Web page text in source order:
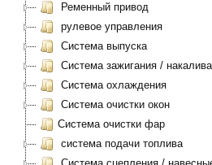
Ременный привод
рулевое управления
Система выпуска
Система зажигания /
Система охлаждения
Система очистки окон
Система очистки фар
система подачи топлива